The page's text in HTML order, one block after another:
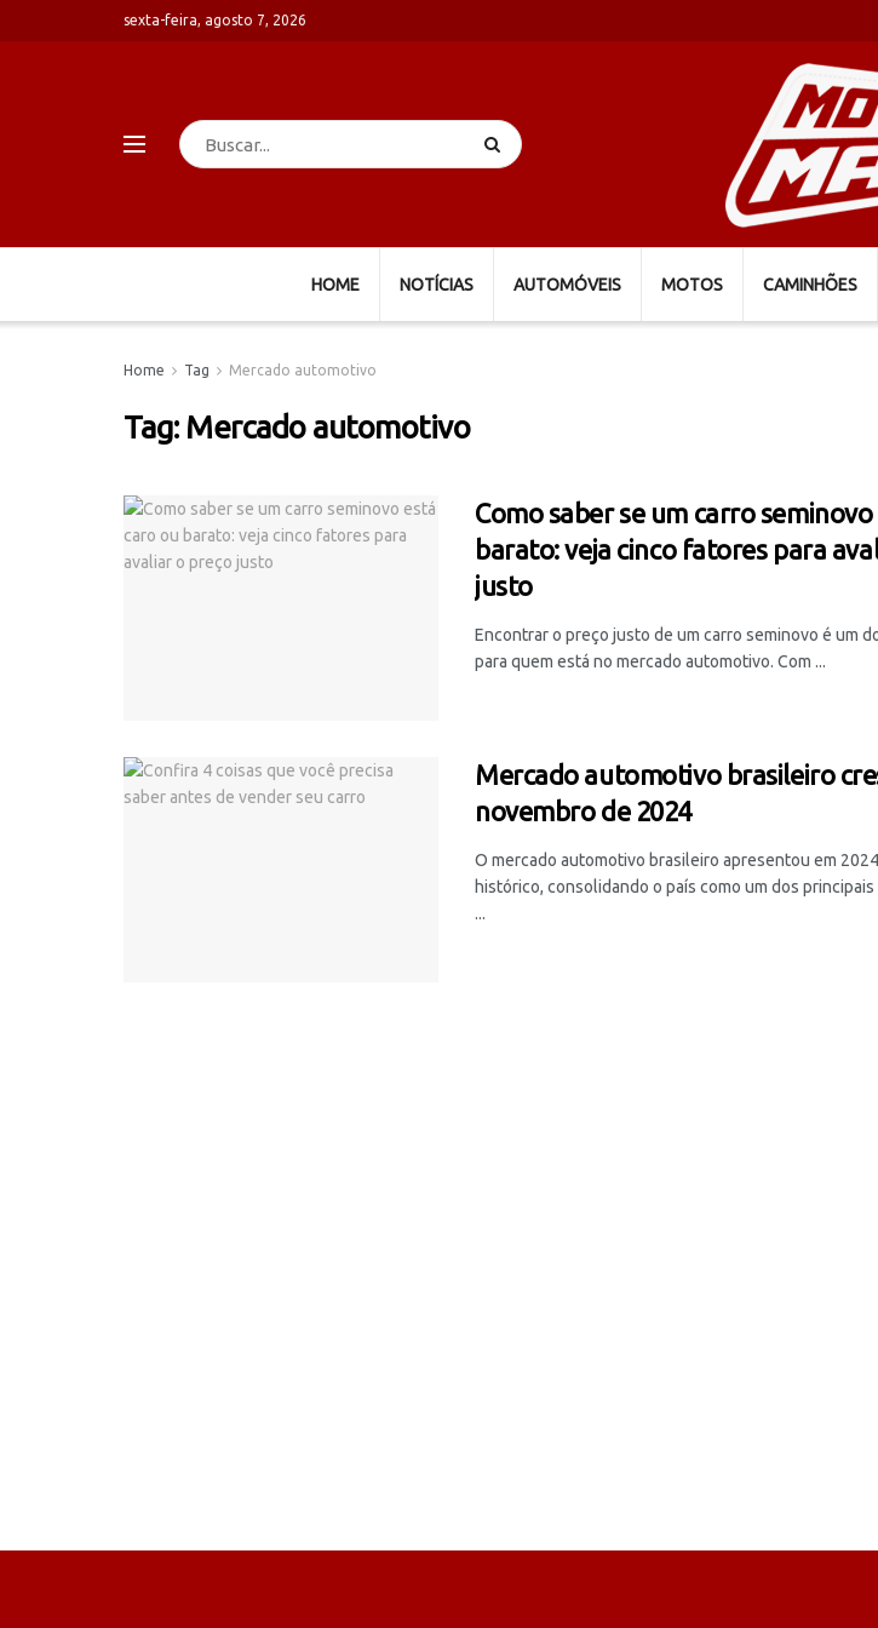
sexta-feira, agosto 7, 2026
HOME NOTÍCIAS AUTOMÓVEIS MOTOS CAMINHÕES
Home Tag Mercado automotivo
Tag: Mercado automotivo
Como saber se um carro
barato: veja cinco fatores para
justo
Encontrar o preço justo de um carro seminovo é um
para quem está no mercado automotivo. Com ...
Mercado automotivo brasileiro
novembro de 2024
O mercado automotivo brasileiro apresentou em
histórico, consolidando o país como um dos
...